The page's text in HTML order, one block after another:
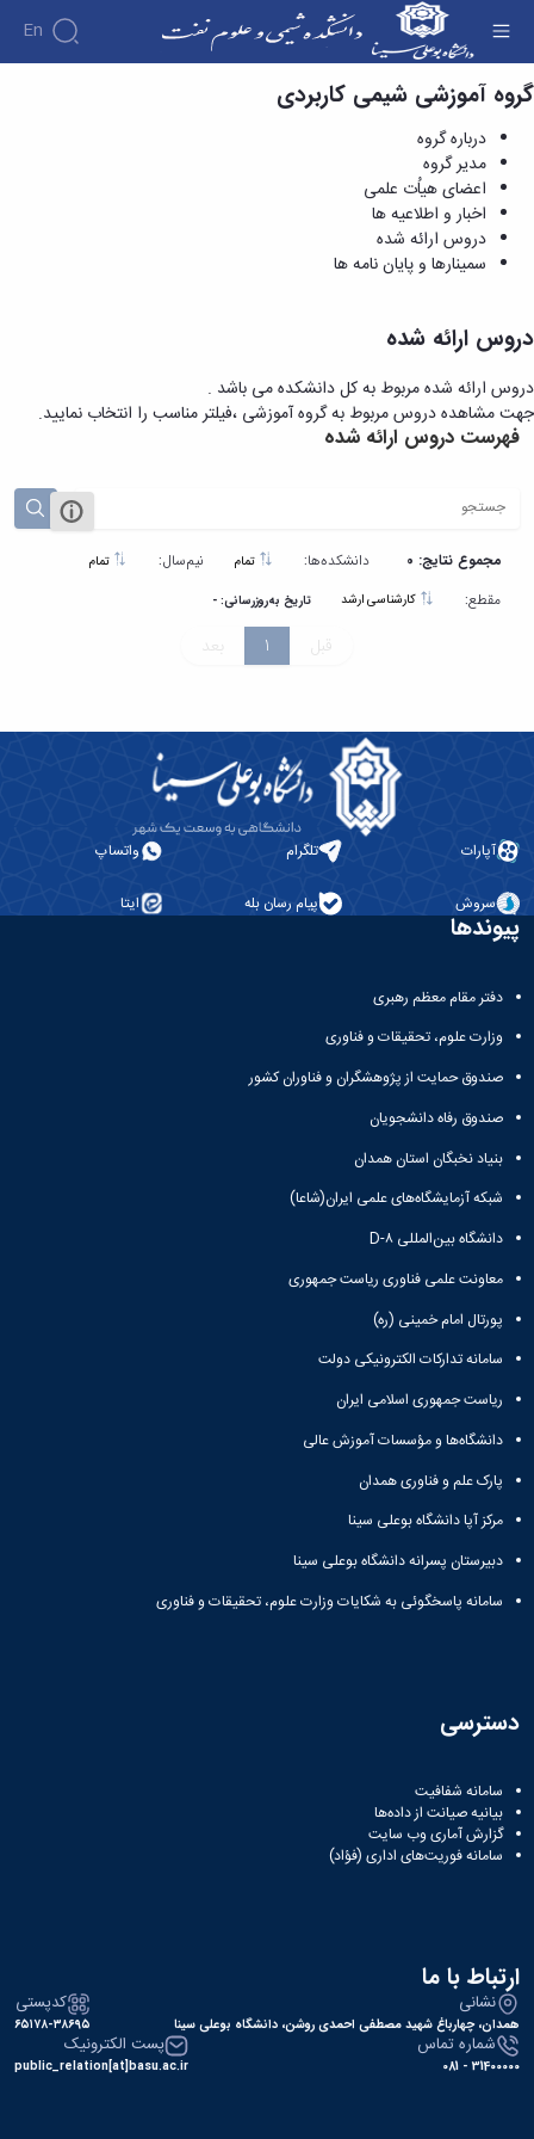
En
دروس ارائه شده - دانشکده شیمی و علوم نفت
گروه آموزشی شیمی کاربردی
درباره گروه
مدیر گروه
اعضای هیاُت علمی
اخبار و اطلاعیه ها
دروس ارائه شده
سمینارها و پایان نامه ها
دروس ارائه شده
دروس ارائه شده مربوط به کل دانشکده می باشد .
جهت مشاهده دروس مربوط به گروه آموزشی ،فیلتر مناسب را انتخاب نمایید.
فهرست دروس ارائه شده
مجموع نتایج: 0 دانشکده‌ها: نیم‌سال: تمام
مقطع: تاریخ به‌روزرسانی: -
قبل 1 بعد
آپارات تلگرام واتساپ
سروش پیام رسان بله ایتا
پیوندها
دفتر مقام معظم رهبری
وزارت علوم، تحقیقات و فناوری
صندوق حمایت از پژوهشگران و فناوران کشور
صندوق رفاه دانشجویان
بنیاد نخبگان استان همدان
شبکه آزمایشگاه‌های علمی ایران(شاعا)
دانشگاه بین‌المللی D-۸
معاونت علمی فناوری ریاست جمهوری
پورتال امام خمینی (ره)
سامانه تدارکات الکترونیکی دولت
ریاست جمهوری اسلامی ایران
دانشگاه‌ها و مؤسسات آموزش عالی
پارک علم و فناوری همدان
مرکز آپا دانشگاه بوعلی سینا
دبیرستان پسرانه دانشگاه بوعلی سینا
سامانه پاسخگوئی به شکایات وزارت علوم، تحقیقات و فناوری
دسترسی
سامانه شفافیت
بیانیه صیانت از داده‌ها
گزارش آماری وب‌ سایت
سامانه فوریت‌های اداری (فؤاد)
ارتباط با ما
نشانی
همدان، چهارباغ شهید مصطفی احمدی روشن، دانشگاه بوعلی سینا
کدپستی
۶۵۱۷۸-۳۸۶۹۵
شماره تماس
31400000 - 081
پست الکترونیک
public_relation[at]basu.ac.ir